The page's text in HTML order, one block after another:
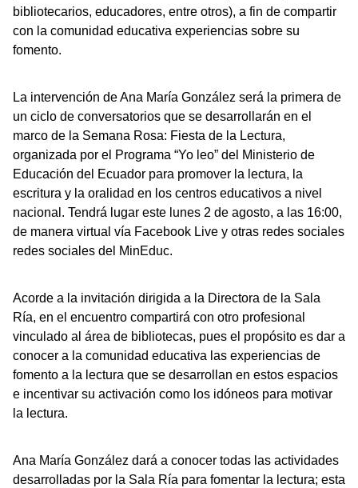
bibliotecarios, educadores, entre otros), a fin de compartir
con la comunidad educativa experiencias sobre su
fomento.
La intervención de Ana María González será la primera de
un ciclo de conversatorios que se desarrollarán en el
marco de la Semana Rosa: Fiesta de la Lectura,
organizada por el Programa “Yo leo” del Ministerio de
Educación del Ecuador para promover la lectura, la
escritura y la oralidad en los centros educativos a nivel
nacional. Tendrá lugar este lunes 2 de agosto, a las 16:00,
de manera virtual vía Facebook Live y otras redes sociales
redes sociales del MinEduc.
Acorde a la invitación dirigida a la Directora de la Sala
Ría, en el encuentro compartirá con otro profesional
vinculado al área de bibliotecas, pues el propósito es dar a
conocer a la comunidad educativa las experiencias de
fomento a la lectura que se desarrollan en estos espacios
e incentivar su activación como los idóneos para motivar
la lectura.
Ana María González dará a conocer todas las actividades
desarrolladas por la Sala Ría para fomentar la lectura; esta